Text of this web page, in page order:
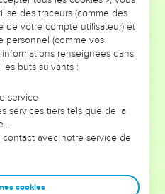
!
VOUS ÉVITER LES
?
moins les doutes, les erreurs
traversés, alors même que ce
ont façonnés.
entrepreneurs, et responsables
sagesse afin que leurs erreurs
des traceurs (comme des
de votre compte utilisateur) et
personnel (comme vos
renseignées dans
buts suivants :
service
services tiers tels que de la
avec notre service de
cookies